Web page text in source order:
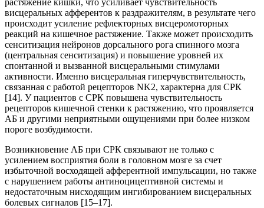
висцеральных афферентов к раздражителям, в результате чего
происходит усиление рефлекторных висцеромоторных
реакций на кишечное растяжение. Также может происходить
сенситизация нейронов дорсального рога спинного мозга
(центральная сенситизация) и повышение уровней их
спонтанной и вызванной висцеральными стимулами
активности. Именно висцеральная гиперчувствительность,
связанная с работой рецепторов NK2, характерна для СРК
[14]. У пациентов с СРК повышена чувствительность
рецепторов кишечной стенки к растяжению, что проявляется
АБ и другими неприятными ощущениями при более низком
пороге возбудимости.
Возникновение АБ при СРК связывают не только с
усилением восприятия боли в головном мозге за счет
избыточной восходящей афферентной импульсации, но также
с нарушением работы антиноцицептивной системы и
недостаточным нисходящим ингибированием висцеральных
болевых сигналов [15–17].